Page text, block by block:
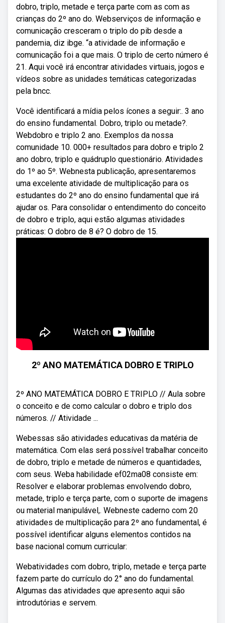
dobro, triplo, metade e terça parte com as com as
crianças do 2º ano do. Webserviços de informação e
comunicação cresceram o triplo do pib desde a
pandemia, diz ibge. “a atividade de informação e
comunicação foi a que mais. O triplo de certo número é
21. Aqui você irá encontrar atividades virtuais, jogos e
vídeos sobre as unidades temáticas categorizadas
pela bncc.
Você identificará a mídia pelos ícones a seguir:. 3 ano
do ensino fundamental. Dobro, triplo ou metade?.
Webdobro e triplo 2 ano. Exemplos da nossa
comunidade 10. 000+ resultados para dobro e triplo 2
ano dobro, triplo e quádruplo questionário. Atividades
do 1º ao 5º. Webnesta publicação, apresentaremos
uma excelente atividade de multiplicação para os
estudantes do 2º ano do ensino fundamental que irá
ajudar os. Para consolidar o entendimento do conceito
de dobro e triplo, aqui estão algumas atividades
práticas: O dobro de 8 é? O dobro de 15.
2º ANO MATEMÁTICA DOBRO E TRIPLO
2º ANO MATEMÁTICA DOBRO E TRIPLO // Aula sobre
o conceito e de como calcular o dobro e triplo dos
números. // Atividade ...
Webessas são atividades educativas da matéria de
matemática. Com elas será possível trabalhar conceito
de dobro, triplo e metade de números e quantidades,
com seus. Weba habilidade ef02ma08 consiste em:
Resolver e elaborar problemas envolvendo dobro,
metade, triplo e terça parte, com o suporte de imagens
ou material manipulável,. Webneste caderno com 20
atividades de multiplicação para 2º ano fundamental, é
possível identificar alguns elementos contidos na
base nacional comum curricular:
Webatividades com dobro, triplo, metade e terça parte
fazem parte do currículo do 2° ano do fundamental.
Algumas das atividades que apresento aqui são
introdutórias e servem.